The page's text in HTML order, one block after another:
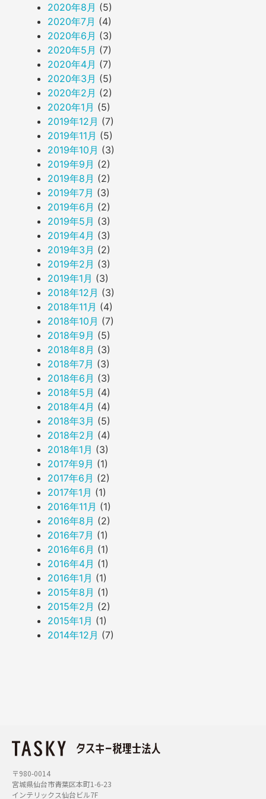
2020年8月 (5)
2020年7月 (4)
2020年6月 (3)
2020年5月 (7)
2020年4月 (7)
2020年3月 (5)
2020年2月 (2)
2020年1月 (5)
2019年12月 (7)
2019年11月 (5)
2019年10月 (3)
2019年9月 (2)
2019年8月 (2)
2019年7月 (3)
2019年6月 (2)
2019年5月 (3)
2019年4月 (3)
2019年3月 (2)
2019年2月 (3)
2019年1月 (3)
2018年12月 (3)
2018年11月 (4)
2018年10月 (7)
2018年9月 (5)
2018年8月 (3)
2018年7月 (3)
2018年6月 (3)
2018年5月 (4)
2018年4月 (4)
2018年3月 (5)
2018年2月 (4)
2018年1月 (3)
2017年9月 (1)
2017年6月 (2)
2017年1月 (1)
2016年11月 (1)
2016年8月 (2)
2016年7月 (1)
2016年6月 (1)
2016年4月 (1)
2016年1月 (1)
2015年8月 (1)
2015年2月 (2)
2015年1月 (1)
2014年12月 (7)
〒980-0014
宮城県仙台市青葉区本町1-6-23
インテリックス仙台ビル7F